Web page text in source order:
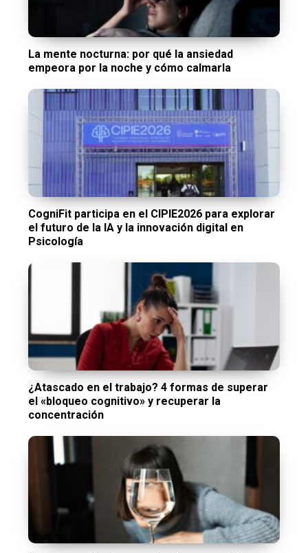
La mente nocturna: por qué la ansiedad
empeora por la noche y cómo calmarla
CogniFit participa en el CIPIE2026 para explorar
el futuro de la IA y la innovación digital en
Psicología
¿Atascado en el trabajo? 4 formas de superar
el «bloqueo cognitivo» y recuperar la
concentración